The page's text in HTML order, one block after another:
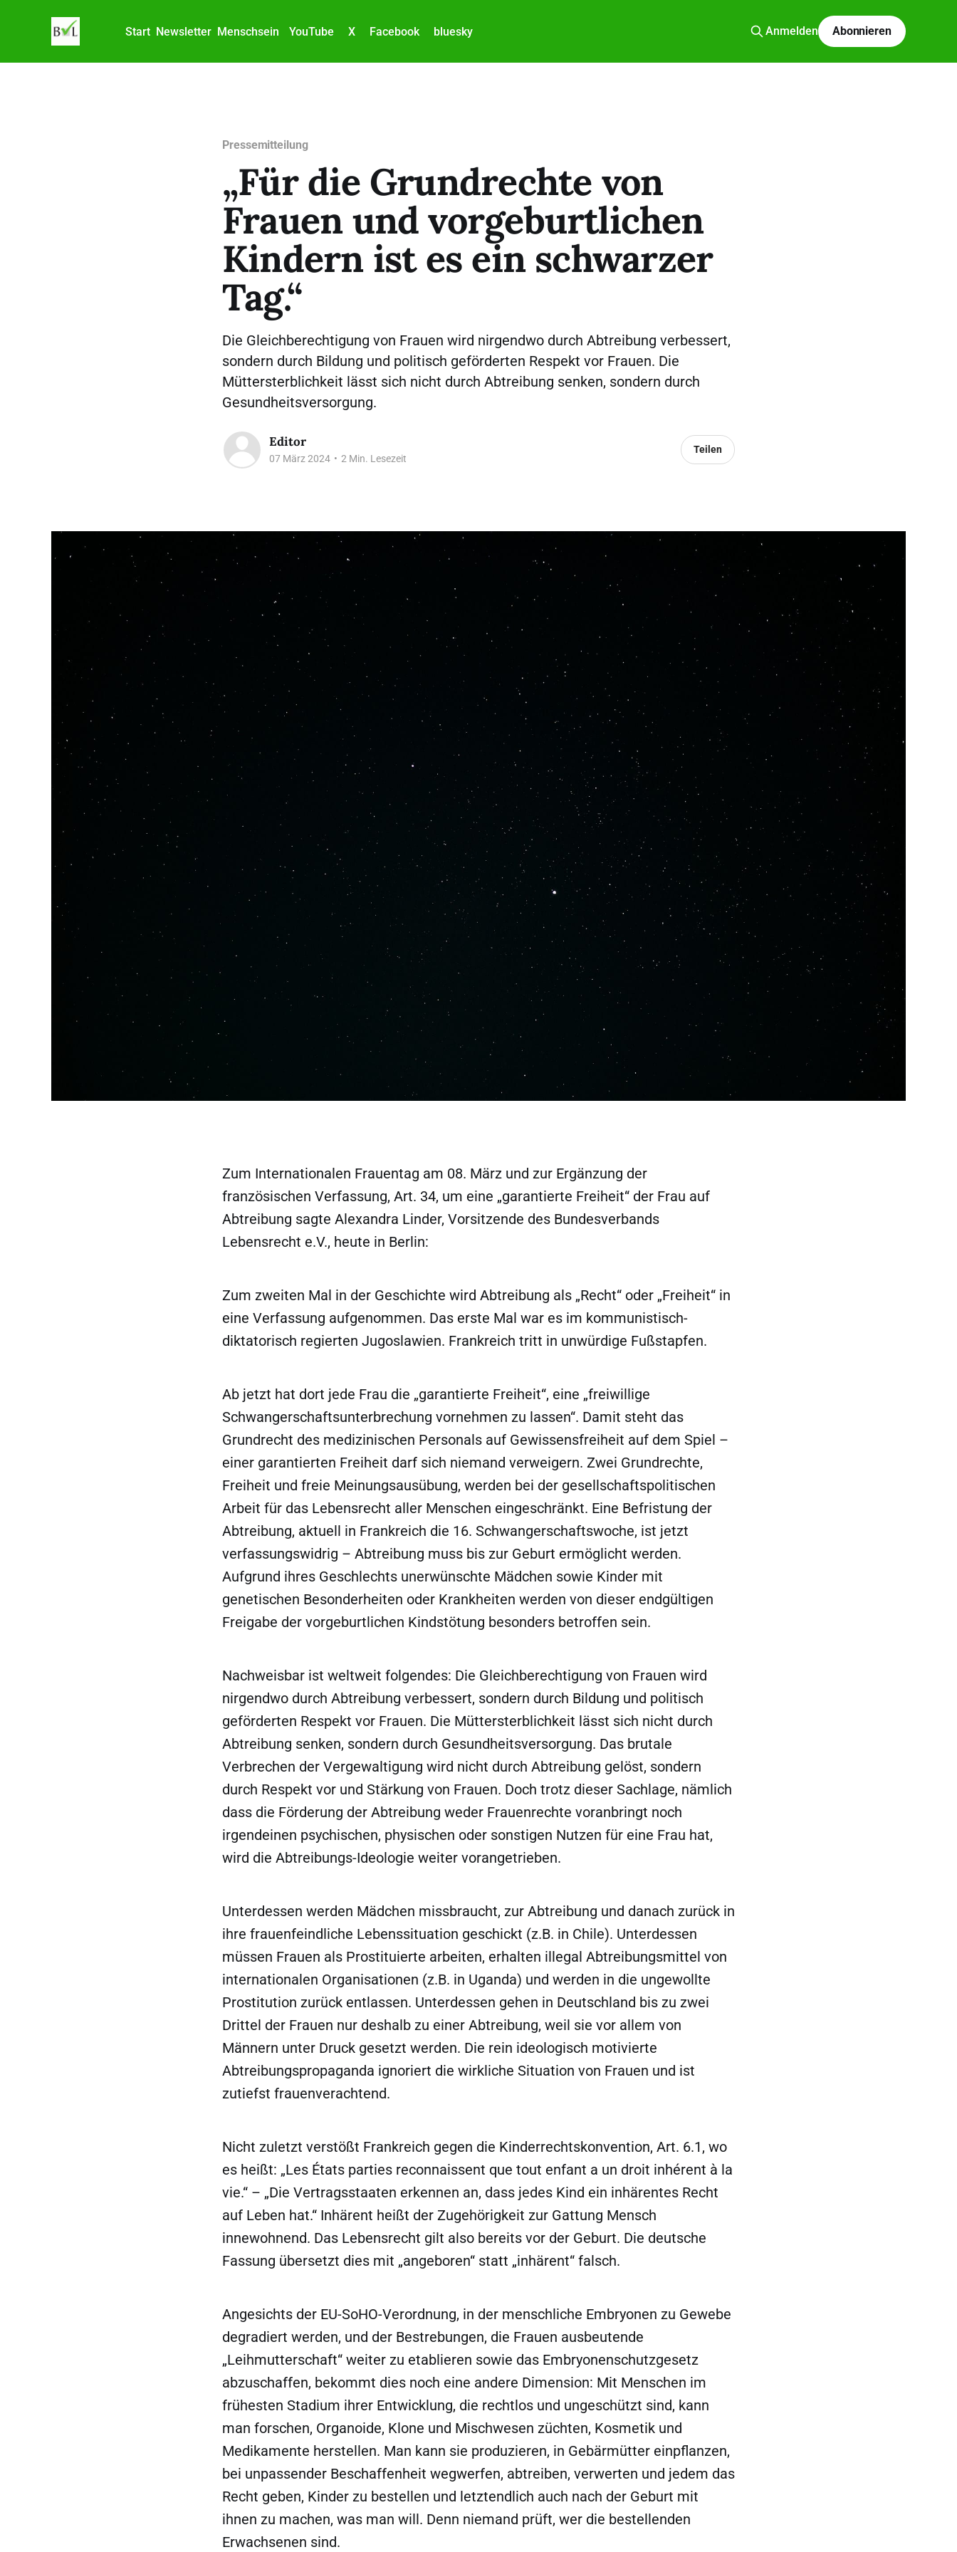
Start Newsletter Menschsein YouTube X Facebook bluesky Anmelden Abonnieren
Pressemitteilung
„Für die Grundrechte von
Frauen und vorgeburtlichen
Kindern ist es ein schwarzer
Tag.“
Die Gleichberechtigung von Frauen wird nirgendwo durch Abtreibung verbessert,
sondern durch Bildung und politisch geförderten Respekt vor Frauen. Die
Müttersterblichkeit lässt sich nicht durch Abtreibung senken, sondern durch
Gesundheitsversorgung.
Editor
07 März 2024 • 2 Min. Lesezeit
Teilen
Zum Internationalen Frauentag am 08. März und zur Ergänzung der
französischen Verfassung, Art. 34, um eine „garantierte Freiheit“ der Frau auf
Abtreibung sagte Alexandra Linder, Vorsitzende des Bundesverbands
Lebensrecht e.V., heute in Berlin:
Zum zweiten Mal in der Geschichte wird Abtreibung als „Recht“ oder „Freiheit“ in
eine Verfassung aufgenommen. Das erste Mal war es im kommunistisch-
diktatorisch regierten Jugoslawien. Frankreich tritt in unwürdige Fußstapfen.
Ab jetzt hat dort jede Frau die „garantierte Freiheit“, eine „freiwillige
Schwangerschaftsunterbrechung vornehmen zu lassen“. Damit steht das
Grundrecht des medizinischen Personals auf Gewissensfreiheit auf dem Spiel –
einer garantierten Freiheit darf sich niemand verweigern. Zwei Grundrechte,
Freiheit und freie Meinungsausübung, werden bei der gesellschaftspolitischen
Arbeit für das Lebensrecht aller Menschen eingeschränkt. Eine Befristung der
Abtreibung, aktuell in Frankreich die 16. Schwangerschaftswoche, ist jetzt
verfassungswidrig – Abtreibung muss bis zur Geburt ermöglicht werden.
Aufgrund ihres Geschlechts unerwünschte Mädchen sowie Kinder mit
genetischen Besonderheiten oder Krankheiten werden von dieser endgültigen
Freigabe der vorgeburtlichen Kindstötung besonders betroffen sein.
Nachweisbar ist weltweit folgendes: Die Gleichberechtigung von Frauen wird
nirgendwo durch Abtreibung verbessert, sondern durch Bildung und politisch
geförderten Respekt vor Frauen. Die Müttersterblichkeit lässt sich nicht durch
Abtreibung senken, sondern durch Gesundheitsversorgung. Das brutale
Verbrechen der Vergewaltigung wird nicht durch Abtreibung gelöst, sondern
durch Respekt vor und Stärkung von Frauen. Doch trotz dieser Sachlage, nämlich
dass die Förderung der Abtreibung weder Frauenrechte voranbringt noch
irgendeinen psychischen, physischen oder sonstigen Nutzen für eine Frau hat,
wird die Abtreibungs-Ideologie weiter vorangetrieben.
Unterdessen werden Mädchen missbraucht, zur Abtreibung und danach zurück in
ihre frauenfeindliche Lebenssituation geschickt (z.B. in Chile). Unterdessen
müssen Frauen als Prostituierte arbeiten, erhalten illegal Abtreibungsmittel von
internationalen Organisationen (z.B. in Uganda) und werden in die ungewollte
Prostitution zurück entlassen. Unterdessen gehen in Deutschland bis zu zwei
Drittel der Frauen nur deshalb zu einer Abtreibung, weil sie vor allem von
Männern unter Druck gesetzt werden. Die rein ideologisch motivierte
Abtreibungspropaganda ignoriert die wirkliche Situation von Frauen und ist
zutiefst frauenverachtend.
Nicht zuletzt verstößt Frankreich gegen die Kinderrechtskonvention, Art. 6.1, wo
es heißt: „Les États parties reconnaissent que tout enfant a un droit inhérent à la
vie.“ – „Die Vertragsstaaten erkennen an, dass jedes Kind ein inhärentes Recht
auf Leben hat.“ Inhärent heißt der Zugehörigkeit zur Gattung Mensch
innewohnend. Das Lebensrecht gilt also bereits vor der Geburt. Die deutsche
Fassung übersetzt dies mit „angeboren“ statt „inhärent“ falsch.
Angesichts der EU-SoHO-Verordnung, in der menschliche Embryonen zu Gewebe
degradiert werden, und der Bestrebungen, die Frauen ausbeutende
„Leihmutterschaft“ weiter zu etablieren sowie das Embryonenschutzgesetz
abzuschaffen, bekommt dies noch eine andere Dimension: Mit Menschen im
frühesten Stadium ihrer Entwicklung, die rechtlos und ungeschützt sind, kann
man forschen, Organoide, Klone und Mischwesen züchten, Kosmetik und
Medikamente herstellen. Man kann sie produzieren, in Gebärmütter einpflanzen,
bei unpassender Beschaffenheit wegwerfen, abtreiben, verwerten und jedem das
Recht geben, Kinder zu bestellen und letztendlich auch nach der Geburt mit
ihnen zu machen, was man will. Denn niemand prüft, wer die bestellenden
Erwachsenen sind.